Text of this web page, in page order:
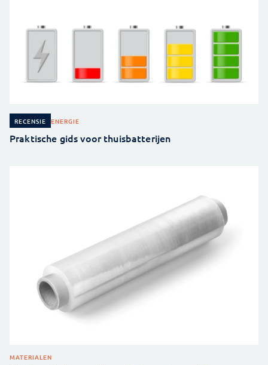
RECENSIE ENERGIE
Praktische gids voor thuisbatterijen
MATERIALEN